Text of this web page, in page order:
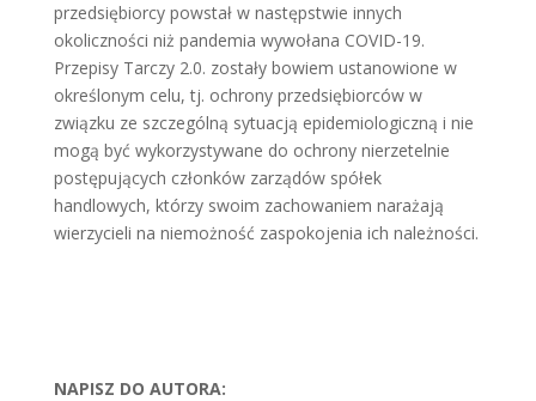
przedsiębiorcy powstał w następstwie innych
okoliczności niż pandemia wywołana COVID-19.
Przepisy Tarczy 2.0. zostały bowiem ustanowione w
określonym celu, tj. ochrony przedsiębiorców w
związku ze szczególną sytuacją epidemiologiczną i nie
mogą być wykorzystywane do ochrony nierzetelnie
postępujących członków zarządów spółek
handlowych, którzy swoim zachowaniem narażają
wierzycieli na niemożność zaspokojenia ich należności.
NAPISZ DO AUTORA: